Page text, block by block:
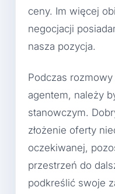
ceny. Im więcej
negocjacji
nasza pozycja.
Podczas
agentem, należy
stanowczym.
złożenie oferty
oczekiwanej,
przestrzeń do
podkreślić swoje